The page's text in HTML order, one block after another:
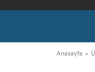
Anasayfa